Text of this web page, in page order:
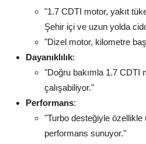
"1.7 CDTI motor, yakıt
Şehir içi ve uzun yolda
"Dizel motor, kilometre
Dayanıklılık:
"Doğru bakımla 1.7 CDTI
çalışabiliyor."
Performans:
"Turbo desteğiyle
performans sunuyor."